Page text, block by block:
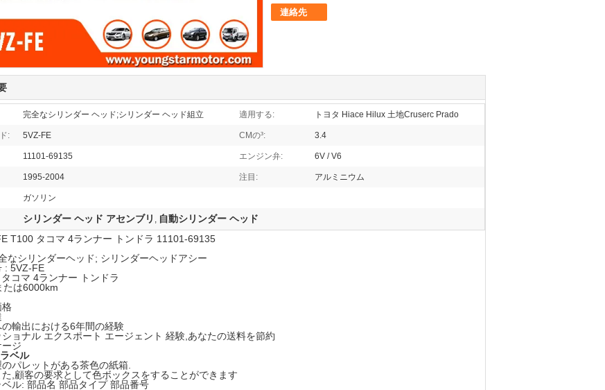
連絡先
完全なシリンダー ヘッド;シリンダー ヘッド組立 適用する: トヨタ Hiace Hilux 土地Cruserc Prado
: 5VZ-FE CMの³: 3.4
11101-69135 エンジン弁: 6V / V6
1995-2004 注目: アルミニウム
ガソリン
シリンダー ヘッド アセンブリ , 自動シリンダー ヘッド
T100 タコマ 4ランナー トンドラ 11101-69135
なシリンダーヘッド; シリンダーヘッドアシー
: 5VZ-FE
コマ 4ランナー トンドラ
たは6000km
格
輸出における6年間の経験
ョナル エクスポート エージェント 経験,あなたの送料を節約
ジ
ベル
パレットがある茶色の紙箱.
,顧客の要求として色ボックスをすることができます
ル: 部品名 部品タイプ 部品番号